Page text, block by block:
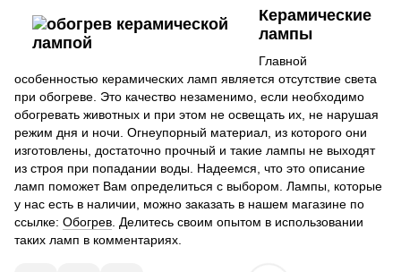
Керамические
лампы
Главной
особенностью керамических ламп является отсутствие света
при обогреве. Это качество незаменимо, если необходимо
обогревать животных и при этом не освещать их, не нарушая
режим дня и ночи. Огнеупорный материал, из которого они
изготовлены, достаточно прочный и такие лампы не выходят
из строя при попадании воды. Надеемся, что это описание
ламп поможет Вам определиться с выбором. Лампы, которые
у нас есть в наличии, можно заказать в нашем магазине по
ссылке: Обогрев . Делитесь своим опытом в использовании
таких ламп в комментариях.